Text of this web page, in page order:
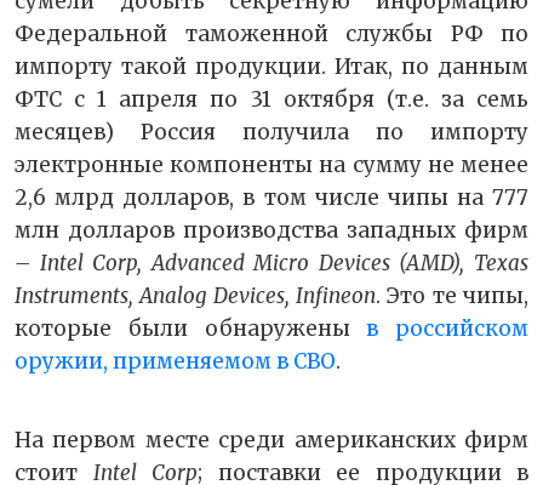
Федеральной таможенной службы РФ по
импорту такой продукции. Итак, по данным
ФТС с 1 апреля по 31 октября (т.е. за семь
месяцев) Россия получила по импорту
электронные компоненты на сумму не менее
2,6 млрд долларов, в том числе чипы на 777
млн долларов производства западных фирм
– Intel Corp, Advanced Micro Devices (AMD), Texas
Instruments, Analog Devices, Infineon. Это те чипы,
которые были обнаруженыв российском
оружии, применяемом в СВО.
На первом месте среди американских фирм
стоит Intel Corp; поставки ее продукции в